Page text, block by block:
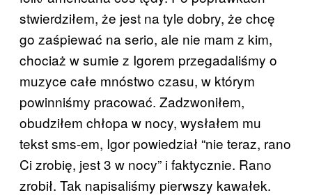
stwierdziłem, że jest na tyle dobry, że chcę
go zaśpiewać na serio, ale nie mam z kim,
chociaż w sumie z Igorem przegadaliśmy o
muzyce całe mnóstwo czasu, w którym
powinniśmy pracować. Zadzwoniłem,
obudziłem chłopa w nocy, wysłałem mu
tekst sms-em, Igor powiedział “nie teraz, rano
Ci zrobię, jest 3 w nocy” i faktycznie. Rano
zrobił. Tak napisaliśmy pierwszy kawałek.